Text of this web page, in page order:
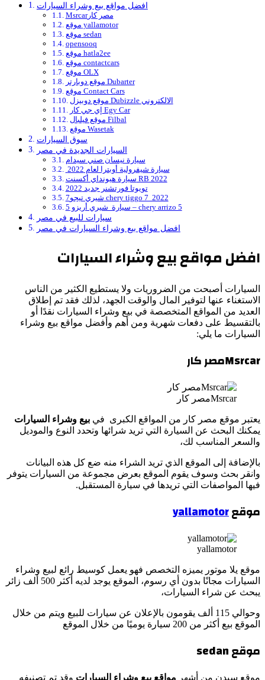
افضل مواقع بيع وشراء السيارات
Msrcarمصر كار
موقع yallamotor
موقع sedan
opensooq
موقع hatla2ee
موقع contactcars
موقع OLX
موقع دوبارتر Dubarter
موقع Contact Cars
موقع دوبيزل Dubizzle الالكتروني
إي جي كار Egy Car
موقع فيلبال Filbal
موقع Wasetak
سوق السيارات
السيارات الجديدة في مصر
سيارة نيسان صني سيدام
سيارة شيفرولية أوبترا لعام 2022
سيارة هيونداي أكسنت RB 2022
تويوتا فورتشنر جديد 2022
شيري تيجو7 chery tiggo 7 2022
سيارة شيري أريزو 5 – chery arrizo 5
سيارات للبيع في مصر
افضل مواقع بيع وشراء السيارات في مصر
افضل مواقع بيع وشراء السيارات
السيارات أصبحت من الضروريات ولا يستطيع الكثير من الناس
الاستغناء عنها لتوفير المال والوقت الجهد، لذلك فقد تم إطلاق
العديد من المواقع المتخصصة في بيع وشراء السيارات نقدًا أو
بالتقسيط على دفعات شهرية ومن أهم وأفضل مواقع بيع وشراء
السيارات ما يلي:
Msrcarمصر كار
Msrcarمصر كار
يعتبر موقع مصر كار من المواقع الكبرى في بيع وشراء السيارات
يمكنك البحث عن السيارة التي تريد شرائها وتحدد النوع والموديل
والسعر المناسب لك،
بالإضافة إلى الموقع الذي تريد الشراء منه ضع كل هذه البيانات
وانقر بحث وسوف يقوم الموقع بعرض مجموعة من السيارات يتوفر
فيها المواصفات التي تريدها في سيارة المستقبل.
موقعyallamotor
yallamotor
موقع يلا موتور يميزه التخصص فهو يعمل كوسيط رائع لبيع وشراء
السيارات مجانًا بدون أي رسوم، الموقع يوجد لديه أكثر 500 ألف زائر
يبحث عن شراء السيارات،
وحوالي 115 ألف يقومون بالإعلان عن سيارات للبيع ويتم من خلال
الموقع بيع أكثر من 200 سيارة يوميًا من خلال الموقع
موقع sedan
موقع سيدن من أشهر مواقع بيع وشراء السيارات وقد تم تصنيفه